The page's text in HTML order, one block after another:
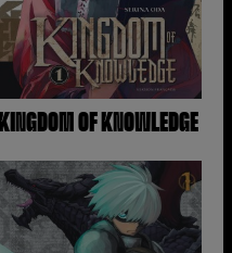
KINGDOM OF KNOWLEDGE